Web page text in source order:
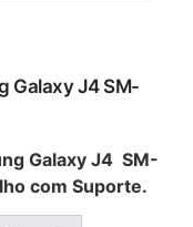
Galaxy J4 SM-
Galaxy J4 SM-
com Suporte.